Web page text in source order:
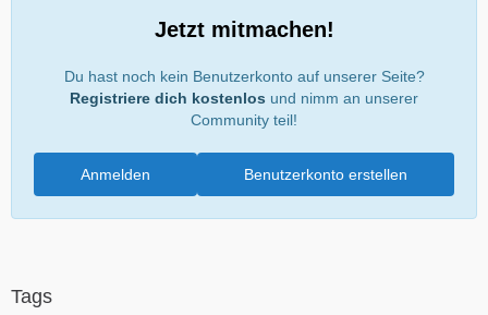
Jetzt mitmachen!
Du hast noch kein Benutzerkonto auf unserer Seite?
Registriere dich kostenlos und nimm an unserer
Community teil!
Benutzerkonto erstellen
Anmelden
Tags